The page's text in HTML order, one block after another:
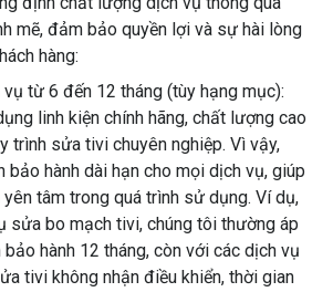
mẽ, đảm bảo quyền lợi và sự hài lòng
hàng:
vụ từ 6 đến 12 tháng (tùy hạng mục):
linh kiện chính hãng, chất lượng cao
trình sửa tivi chuyên nghiệp. Vì vậy,
bảo hành dài hạn cho mọi dịch vụ, giúp
yên tâm trong quá trình sử dụng. Ví dụ,
sửa bo mạch tivi, chúng tôi thường áp
hành 12 tháng, còn với các dịch vụ
tivi không nhận điều khiển, thời gian